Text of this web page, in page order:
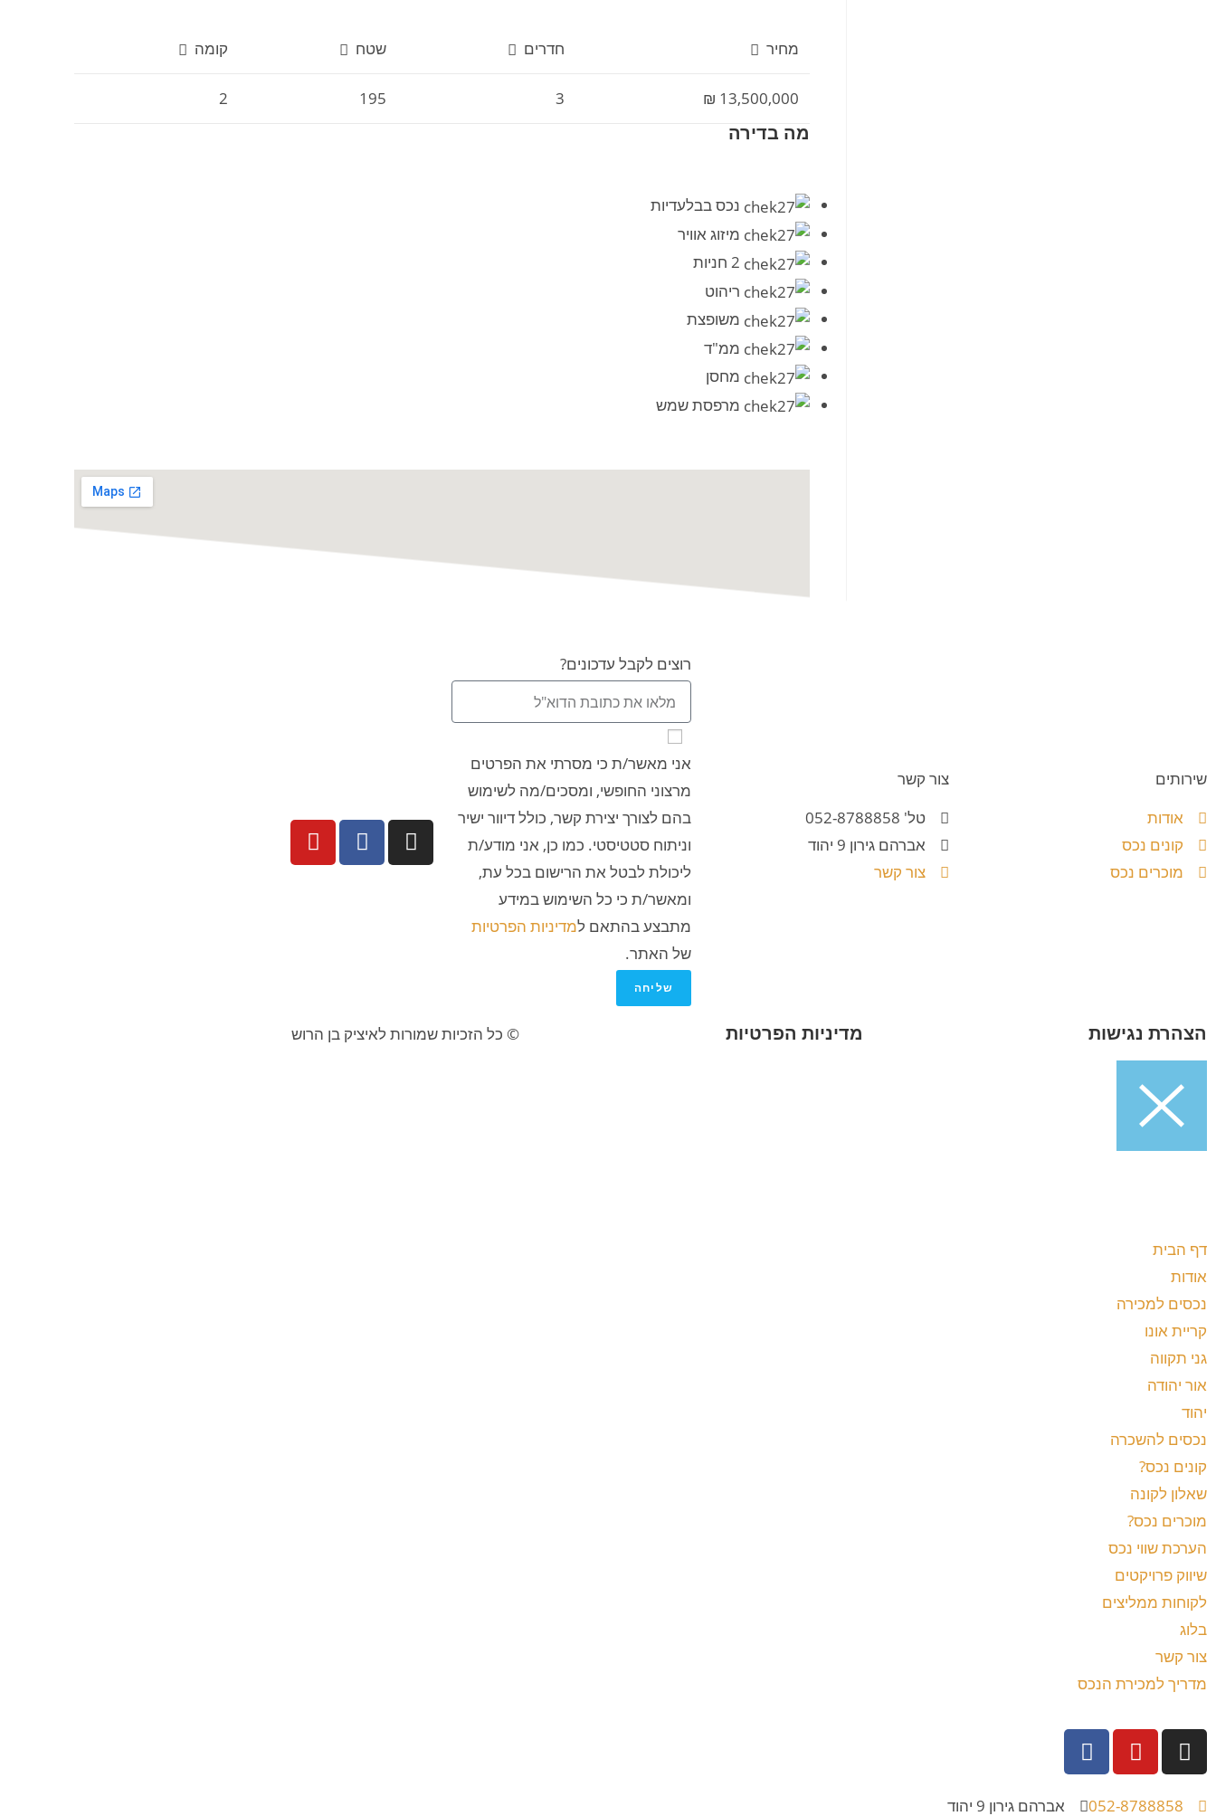
מחיר חדרים שטח קומה
13,500,000 ₪
3
195
2
מה בדירה
נכס בבלעדיות
מיזוג אוויר
2 חניות
ריהוט
משופצת
ממ"ד
מחסן
מרפסת שמש
שירותים
אודות
קונים נכס
מוכרים נכס
צור קשר
טל' 052-8788858
אברהם גירון 9 יהוד
צור קשר
רוצים לקבל עדכונים?
אני מאשר/ת כי מסרתי את הפרטים
מרצוני החופשי, ומסכים/מה לשימוש
בהם לצורך יצירת קשר, כולל דיוור ישיר
וניתוח סטטיסטי. כמו כן, אני מודע/ת
ליכולת לבטל את הרישום בכל עת,
ומאשר/ת כי כל השימוש במידע
מתבצע בהתאם למדיניות הפרטיות
של האתר.
שליחה
הצהרת נגישות מדיניות הפרטיות © כל הזכיות שמורות לאיציק בן הרוש
דף הבית
אודות
נכסים למכירה
קריית אונו
גני תקווה
אור יהודה
יהוד
נכסים להשכרה
קונים נכס?
שאלון לקונה
מוכרים נכס?
הערכת שווי נכס
שיווק פרויקטים
לקוחות ממליצים
בלוג
צור קשר
מדריך למכירת הנכס
052-8788858 אברהם גירון 9 יהוד